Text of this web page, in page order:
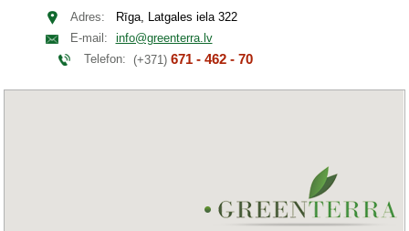
Adres:
Rīga, Latgales iela 322
E-mail:
info@greenterra.lv
Telefon: (+371) 671 - 462 - 70